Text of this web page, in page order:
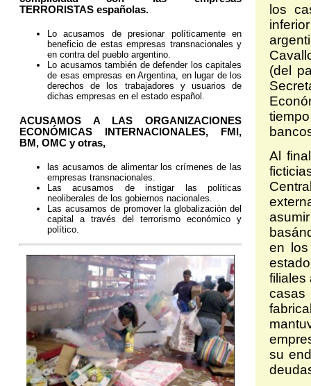
TERRORISTAS españolas.
Lo acusamos de presionar políticamente en
beneficio de estas empresas transnacionales y
en contra del pueblo argentino.
Lo acusamos también de defender los capitales
de esas empresas en Argentina, en lugar de los
derechos de los trabajadores y usuarios de
dichas empresas en el estado español.
ACUSAMOS A LAS ORGANIZACIONES
ECONÓMICAS INTERNACIONALES, FMI,
BM, OMC y otras,
las acusamos de alimentar los crímenes de las
empresas transnacionales.
Las acusamos de instigar las políticas
neoliberales de los gobiernos nacionales.
Las acusamos de promover la globalización del
capital a través del terrorismo económico y
político.
los
(del
Al
en los
filiales
su